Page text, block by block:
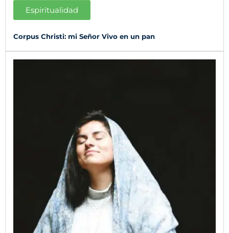
Espiritualidad
Corpus Christi: mi Señor Vivo en un pan